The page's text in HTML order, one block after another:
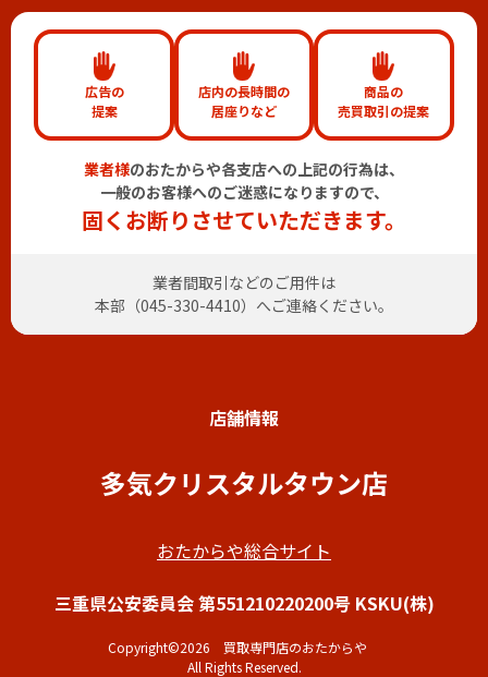
広告の
提案
店内の長時間の
居座りなど
商品の
売買取引の提案
業者様のおたからや各支店への上記の行為は、
一般のお客様へのご迷惑になりますので、
固くお断りさせていただきます。
業者間取引などのご用件は
本部（045-330-4410）へご連絡ください。
店舗情報
多気クリスタルタウン店
おたからや総合サイト
三重県公安委員会 第551210220200号 KSKU(株)
Copyright©2026 買取専門店のおたからや
All Rights Reserved.